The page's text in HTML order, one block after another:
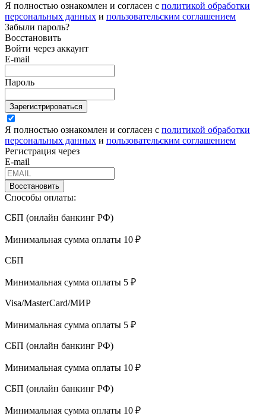
Я полностью ознакомлен и согласен с политикой обработки
персональных данных и пользовательским соглашением
Забыли пароль?
Восстановить
Войти через аккаунт
E-mail
Пароль
Зарегистрироваться
Я полностью ознакомлен и согласен с политикой обработки
персональных данных и пользовательским соглашением
Регистрация через
E-mail
Восстановить
Способы оплаты:
СБП (онлайн банкинг РФ)
Минимальная сумма оплаты 10 ₽
СБП
Минимальная сумма оплаты 5 ₽
Visa/MasterCard/МИР
Минимальная сумма оплаты 5 ₽
СБП (онлайн банкинг РФ)
Минимальная сумма оплаты 10 ₽
СБП (онлайн банкинг РФ)
Минимальная сумма оплаты 10 ₽